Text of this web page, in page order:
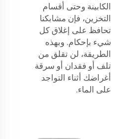
الكابينة وحتى أقسام
التخزين، فإن مشابكنا
تحافظ على إغلاق كل
شيء بإحكام. وبهذه
الطريقة، لن تقلق من
تلف أو فقدان أو سرقة
أغراضك أثناء التواجد
على الماء.